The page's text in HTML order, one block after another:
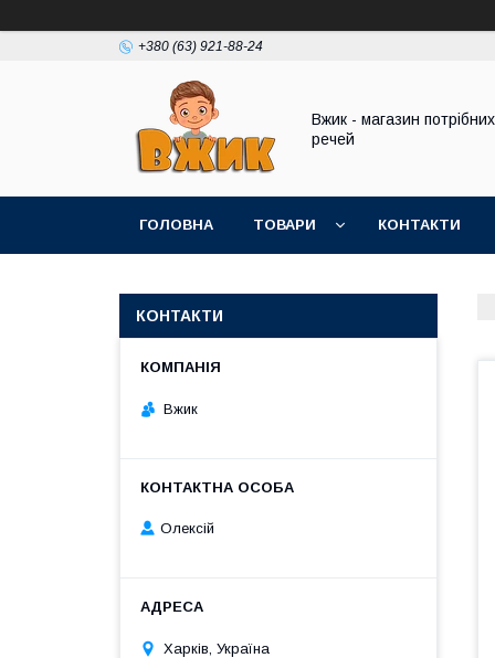
+380 (63) 921-88-24
Вжик - магазин потрiбних
речей
ГОЛОВНА ТОВАРИ КОНТАКТИ
КОНТАКТИ
Вжик
Олексій
Харків, Україна